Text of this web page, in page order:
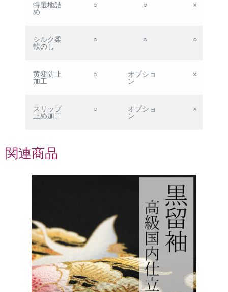
特選地詰
め
○ ○ ×
シルク柔
軟のし
○ ○ ○
黄変防止
加工
○
オプショ
ン
×
スリップ
止め加工
○
オプショ
ン
×
関連商品